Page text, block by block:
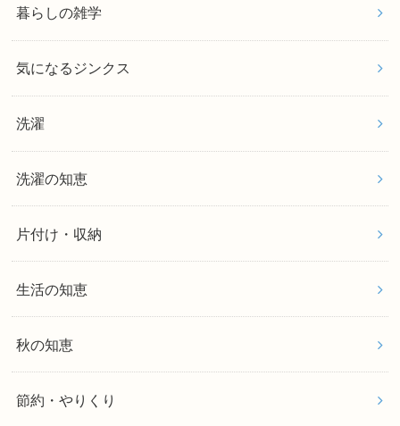
暮らしの雑学
気になるジンクス
洗濯
洗濯の知恵
片付け・収納
生活の知恵
秋の知恵
節約・やりくり